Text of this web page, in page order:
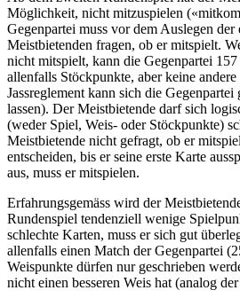
Möglichkeit, nicht mitzuspielen
Gegenpartei muss vor dem Auslegen der
Meistbietenden fragen, ob er mitspielt.
nicht mitspielt, kann die Gegenpartei
allenfalls Stöckpunkte, aber keine andere
Jassreglement kann sich die
lassen). Der Meistbietende darf sich
(weder Spiel, Weis- oder Stöckpunkte)
Meistbietende nicht gefragt, ob er
entscheiden, bis er seine erste Karte
aus, muss er mitspielen.
Erfahrungsgemäss wird der
Rundenspiel tendenziell wenige
schlechte Karten, muss er sich gut
allenfalls einen Match der Gegenpartei
Weispunkte dürfen nur geschrieben
nicht einen besseren Weis hat (analog der